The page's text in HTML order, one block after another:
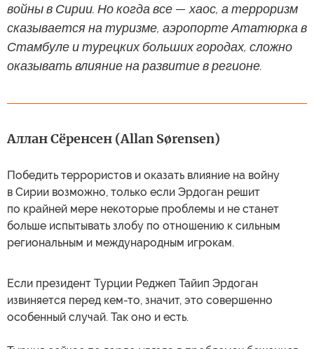
войны в Сирии. Но когда все — хаос, а терроризм
сказывается на туризме, аэропорте Ататюрка в
Стамбуле и турецких больших городах, сложно
оказывать влияние на развитие в регионе.
Аллан Сёренсен (Allan Sørensen)
Победить террористов и оказать влияние на войну
в Сирии возможно, только если Эрдоган решит
по крайней мере некоторые проблемы и не станет
больше испытывать злобу по отношению к сильным
региональным и международным игрокам.
Если президент Турции Реджеп Тайип Эрдоган
извиняется перед кем-то, значит, это совершенно
особенный случай. Так оно и есть.